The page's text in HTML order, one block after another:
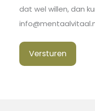
dat wel willen, dan
Versturen